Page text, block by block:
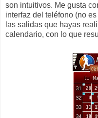
son intuitivos. Me gusta
interfaz del teléfono (no
las salidas que hayas
calendario, con lo que